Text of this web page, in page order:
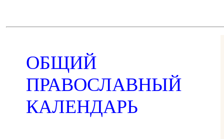
ОБЩИЙ
ПРАВОСЛАВНЫЙ
КАЛЕНДАРЬ